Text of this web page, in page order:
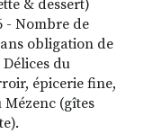
& dessert)
- Nombre de
obligation de
du
épicerie fine,
Mézenc (gîtes